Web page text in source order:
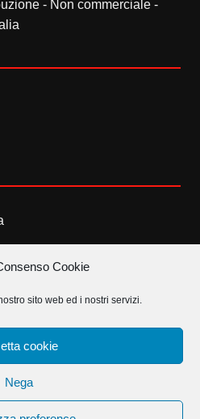
Cookie
sito web ed i nostri servizi.
cookie
Nega
- Non commerciale -